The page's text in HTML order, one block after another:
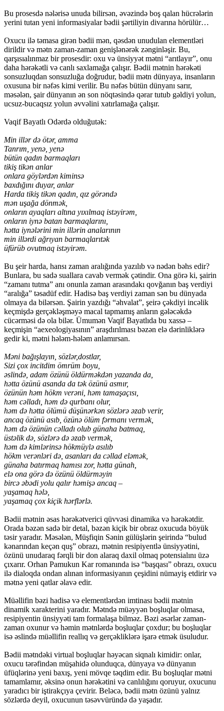
Bu prosesdə nələrisə unuda bilirsən, əvəzində boş qalan hücrələrin
yerini tutan yeni informasiyalar bədii şərtiliyin divarına hörülür…
Oxucu ilə təmasa girən bədii mən, qəsdən unudulan elementləri
dirildir və mətn zaman-zaman genişlənərək zənginləşir. Bu,
qarşısıalınmaz bir prosesdir: oxu və ünsiyyət mətni “arıtlayır”, onu
daha hərəkətli və canlı saxlamağa çalışır. Bədii mətnin hərəkəti
sonsuzluqdan sonsuzluğa doğrudur, bədii mətn dünyaya, insanların
oxusuna bir nəfəs kimi verilir. Bu nəfəs bütün dünyanı sarır,
məsələn, şair dünyanın ən son nöqtəsində qərar tutub gəldiyi yolun,
ucsuz-bucaqsız yolun əvvəlini xatırlamağa çalışır.
Vaqif Bayatlı Odərdə olduğutək:
Min illər də ötər, amma
Tanrım, yenə, yenə
bütün qadın barmaqları
tikiş tikən anlar
onlara göylərdən kiminsə
baxdığını duyar, anlar
Harda tikiş tikən qadın, qız görəndə
mən uşağa dönmək,
onların ayaqları altına yıxılmaq istəyirəm,
onların iynə batan barmaqlarını,
hətta iynələrini min illərin analarının
min illərdi ağrıyan barmaqlarıtək
üfürüb ovutmaq istəyirəm.
Bu şeir harda, hansı zaman aralığında yazılıb və nədən bəhs edir?
Bunlara, bu sadə suallara cavab vermək çətindir. Ona görə ki, şairin
“zamanı tutma” anı onunla zaman arasındakı qovğanın baş verdiyi
“aralığa” təsadüf edir. Hadisə baş verdiyi zaman sən bu dünyada
olmaya da bilərsən. Şairin yazdığı “əhvalat”, şeirə çəkdiyi incəlik
keçmişdə gerçəkləşməyə macal tapmamış anların gələcəkdə
cücərməsi də ola bilər. Ümumən Vaqif Bayatlıda bu xassə –
keçmişin “aexeologiyasının” araşdırılması bəzən elə dərinliklərə
gedir ki, mətni hələm-hələm anlamırsan.
Məni bağışlayın, sözlər,dostlar,
Sizi çox incitdim ömrüm boyu,
əslində, adam özünü öldürməkdən yazanda da,
hətta özünü asanda da tək özünü asmır,
özünün həm hökm verəni, həm tamaşaçısı,
həm cəlladı, həm də qurbanı olur,
həm də hətta ölümü düşünərkən sözlərə əzab verir,
ancaq özünü asıb, özünə ölüm fərmanı vermək,
həm də özünün cəlladı olub günaha batmaq,
üstəlik də, sözlərə də əzab vermək,
həm də kimlərinsə hökmüylə asılıb
hökm verənləri də, asanları da cəllad eləmək,
günaha batırmaq hamısı zor, hətta günah,
elə ona görə də özünü öldürməyin
bircə əbədi yolu qalır həmişə ancaq –
yaşamaq hələ,
yaşamaq çox kiçik hərflərlə.
Bədii mətnin əsas hərəkətverici qüvvəsi dinamika və hərəkətdir.
Orada bəzən sadə bir detal, bəzən kiçik bir obraz oxucuda böyük
təsir yaradır. Məsələn, Müşfiqin Sənin gülüşlərin şeirində “bulud
kənarından keçən quş” obrazı, mətnin resipiyentlə ünsiyyətini,
özünü unudaraq fərqli bir don alaraq daxil olmaq potensialını üzə
çıxarır. Orhan Pamukun Kar romanında isə “başqası” obrazı, oxucu
ilə dialoqda ondan alınan informasiyanın çeşidini nümayiş etdirir və
mətnə yeni qatlar əlavə edir.
Müəllifin bəzi hadisə və elementlərdən imtinası bədii mətnin
dinamik xarakterini yaradır. Mətndə müəyyən boşluqlar olmasa,
resipiyentin ünsiyyəti tam formalaşa bilməz. Bəzi əsərlər zaman-
zaman oxunur və həmin mətnlərdə boşluqlar çoxdur; bu boşluqlar
isə əslində müəllifin reallıq və gerçəkliklərə işarə etmək üsuludur.
Bədii mətndəki virtual boşluqlar həyəcan siqnalı kimidir: onlar,
oxucu tərəfindən müşahidə olunduqca, dünyaya və dünyanın
üfüqlərinə yeni baxış, yeni mövqe təqdim edir. Bu boşluqlar mətni
tamamlamır, əksinə onun hərəkətini və canlılığını qoruyur, oxucunu
yaradıcı bir iştirakçıya çevirir. Beləcə, bədii mətn özünü yalnız
sözlərdə deyil, oxucunun təsəvvüründə də yaşadır.